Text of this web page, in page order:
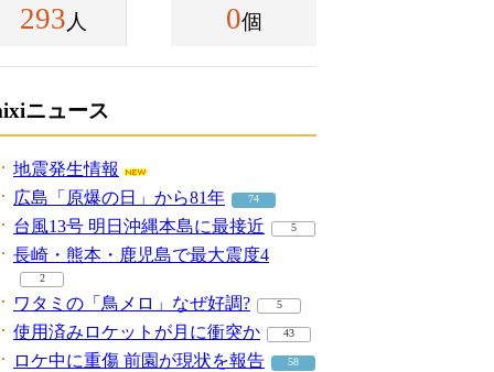
293 人 0個
ニュース
地震発生情報
広島「原爆の日」から81年
74
台風13号 明日沖縄本島に最接近 5
長崎・熊本・鹿児島で最大震度4
2
ワタミの「鳥メロ」なぜ好調? 5
使用済みロケットが月に衝突か 43
ロケ中に重傷 前園が現状を報告 58